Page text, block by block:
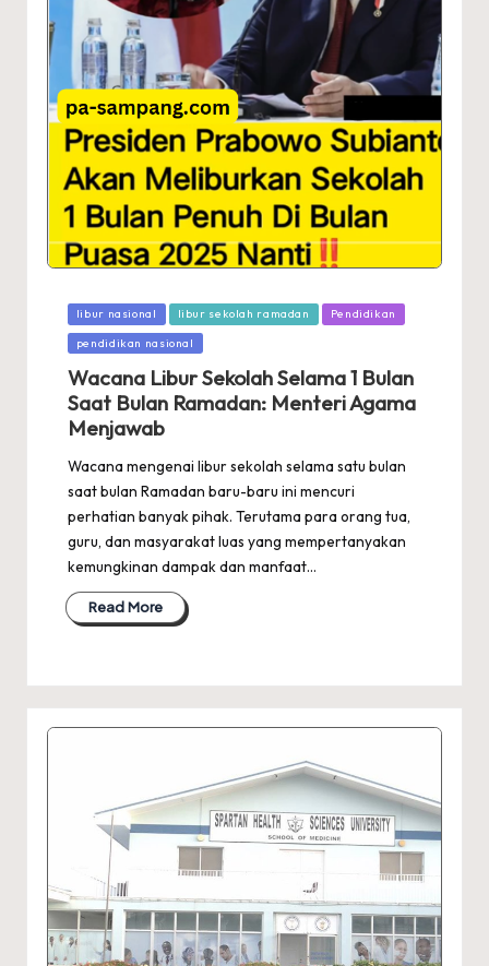
Posted
in
libur nasional libur sekolah ramadan Pendidikan
pendidikan nasional
Wacana Libur Sekolah Selama 1 Bulan
Saat Bulan Ramadan: Menteri Agama
Menjawab
Wacana mengenai libur sekolah selama satu bulan
saat bulan Ramadan baru-baru ini mencuri
perhatian banyak pihak. Terutama para orang tua,
guru, dan masyarakat luas yang mempertanyakan
kemungkinan dampak dan manfaat…
Read More